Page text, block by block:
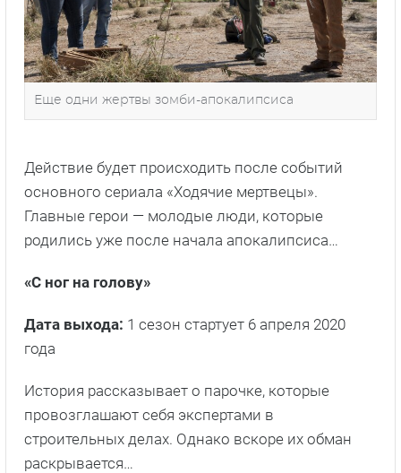
Еще одни жертвы зомби-апокалипсиса
Действие будет происходить после событий
основного сериала «Ходячие мертвецы».
Главные герои — молодые люди, которые
родились уже после начала апокалипсиса…
«С ног на голову»
Дата выхода: 1 сезон стартует 6 апреля 2020
года
История рассказывает о парочке, которые
провозглашают себя экспертами в
строительных делах. Однако вскоре их обман
раскрывается…